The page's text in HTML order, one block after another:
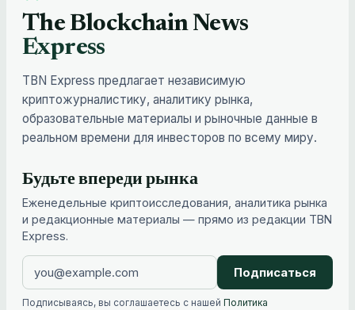
The Blockchain News
Express
TBN Express предлагает независимую
криптожурналистику, аналитику рынка,
образовательные материалы и рыночные данные в
реальном времени для инвесторов по всему миру.
Будьте впереди рынка
Еженедельные криптоисследования, аналитика рынка
и редакционные материалы — прямо из редакции TBN
Express.
Подписаться
Подписываясь, вы соглашаетесь с нашей Политика